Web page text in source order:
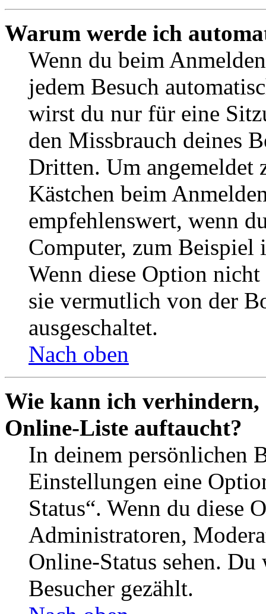
Warum werde ich
Wenn du beim
jedem Besuch
wirst du nur für eine
den Missbrauch deines
Dritten. Um angemeldet
Kästchen beim
empfehlenswert, wenn
Computer, zum Beispiel
Wenn diese Option
sie vermutlich von der
ausgeschaltet.
Nach oben
Wie kann ich verhindern,
Online-Liste auftaucht?
In deinem persönlichen
Einstellungen eine
Status“. Wenn du diese
Administratoren,
Online-Status sehen.
Besucher gezählt.